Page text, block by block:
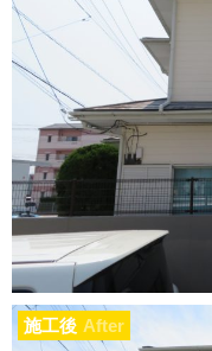
施工後 After